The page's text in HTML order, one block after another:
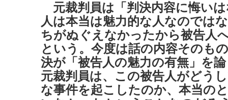
元裁判員は「判決内容に悔い
人は本当は魅力的な人なのでは
ちがぬぐえなかったから被告人
という。今度は話の内容そのも
決が「被告人の魅力の有無」を
元裁判員は、この被告人がどう
な事件を起こしたのか、本当の